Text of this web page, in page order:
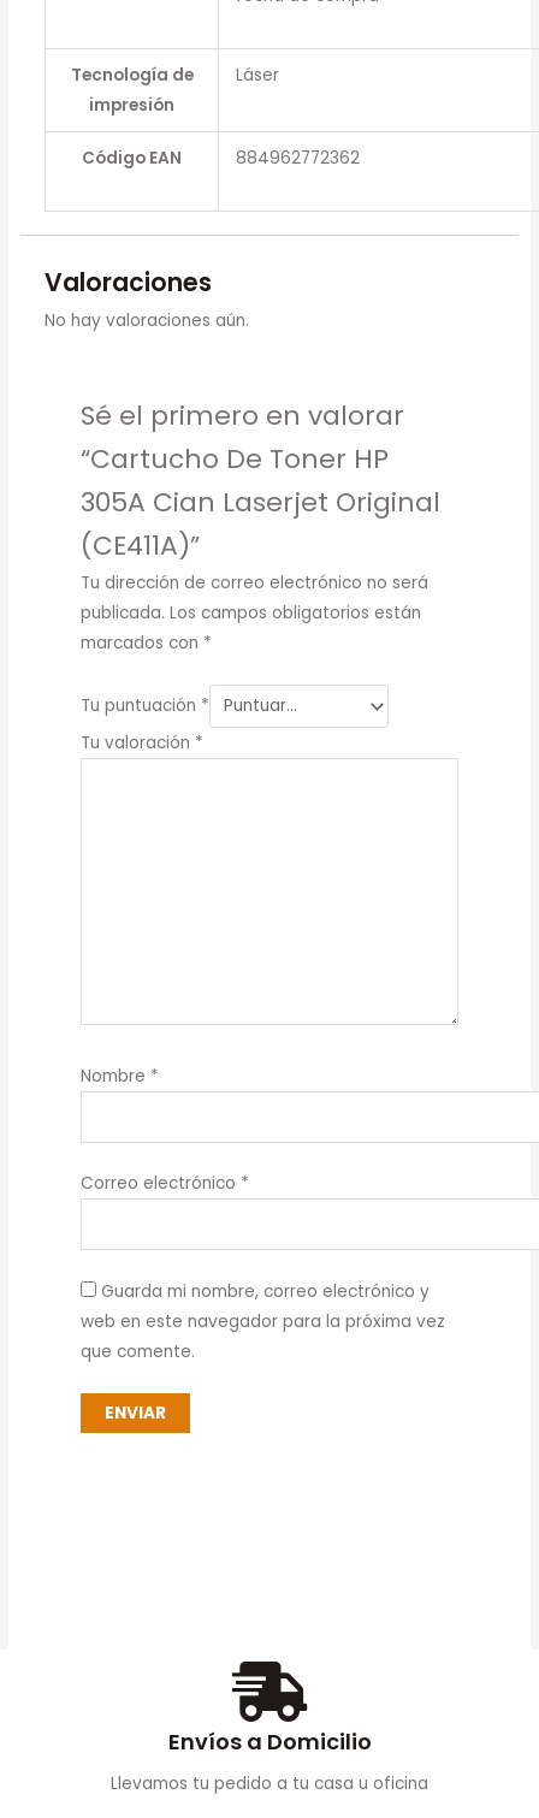
Tecnología de
impresión
Láser
Código EAN 884962772362
Valoraciones
No hay valoraciones aún.
Sé el primero en valorar
“Cartucho De Toner HP
305A Cian Laserjet Original
(CE411A)”
Tu dirección de correo electrónico no será
publicada. Los campos obligatorios están
marcados con *
Tu puntuación *
Tu valoración *
Nombre *
Correo electrónico *
Guarda mi nombre, correo electrónico y
web en este navegador para la próxima vez
que comente.
Envíos a Domicilio
Llevamos tu pedido a tu casa u oficina